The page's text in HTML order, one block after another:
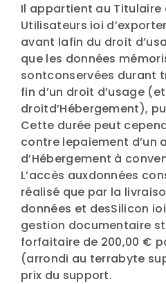
Il appartient au Titulaire
Utilisateurs ioi
avant lafin du droit
que les données
sontconservées durant
fin d’un droit d’usage
droitd’Hébergement),
Cette durée peut
contre lepaiement d’un
d’Hébergement à
L’accès auxdonnées
réalisé que par la
données et desSilicon
gestion documentaire
forfaitaire de 200,00 €
(arrondi au terrabyte
prix du support.